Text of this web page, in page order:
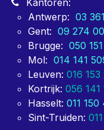
Kantoren:
Antwerp: 03
Gent: 09 274
Brugge: 050
Mol: 014 141
Leuven: 016 153
Kortrijk: 056 141
Hasselt: 011 150
Sint-Truiden: